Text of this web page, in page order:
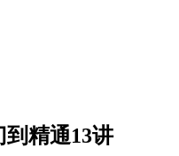
到精通13讲